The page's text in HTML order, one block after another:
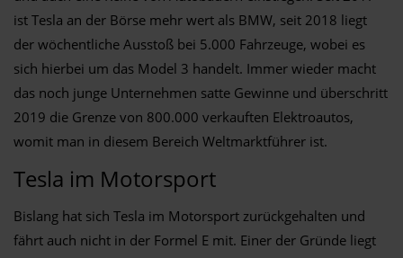
ist Tesla an der Börse mehr wert als BMW, seit 2018 liegt
der wöchentliche Ausstoß bei 5.000 Fahrzeuge, wobei es
sich hierbei um das Model 3 handelt. Immer wieder macht
das noch junge Unternehmen satte Gewinne und überschritt
2019 die Grenze von 800.000 verkauften Elektroautos,
womit man in diesem Bereich Weltmarktführer ist.
Tesla im Motorsport
Bislang hat sich Tesla im Motorsport zurückgehalten und
fährt auch nicht in der Formel E mit. Einer der Gründe liegt